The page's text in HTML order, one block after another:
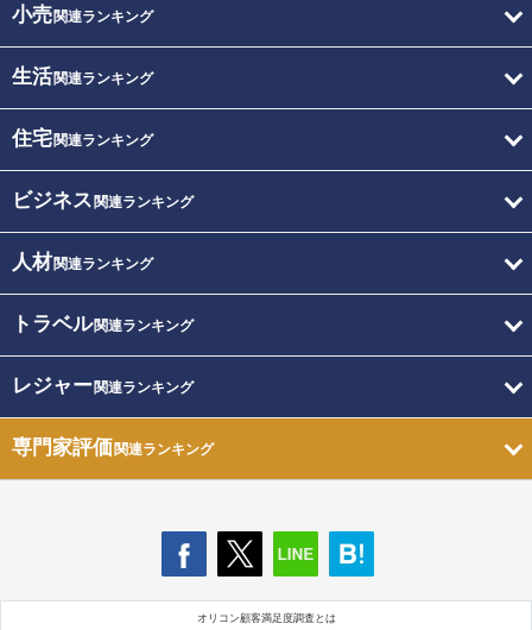
小売関連ランキング
生活関連ランキング
住宅関連ランキング
ビジネス 関連ランキング
人材関連ランキング
トラベル関連ランキング
レジャー関連ランキング
専門家評価関連ランキング
オリコン顧客満足度調査とは